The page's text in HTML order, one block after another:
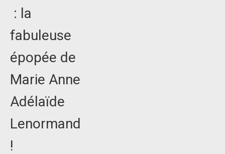
: la
fabuleuse
épopée de
Marie Anne
Adélaïde
Lenormand
!